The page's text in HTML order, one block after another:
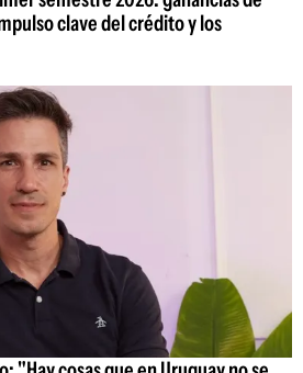
clave del crédito y los